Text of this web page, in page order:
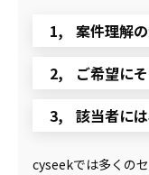
案件理解
ご希望に
該当者に
cyseekでは多くの